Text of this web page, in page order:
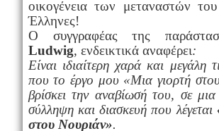
οικογένεια των μεταναστών
Έλληνες!
Ο συγγραφέας της
Ludwig, ενδεικτικά αναφέρει:
Είναι ιδιαίτερη χαρά και μεγάλη
που το έργο μου «Μια γιορτή
βρίσκει την αναβίωσή του, σε
σύλληψη και διασκευή που λέγεται
στου Νουριάν».